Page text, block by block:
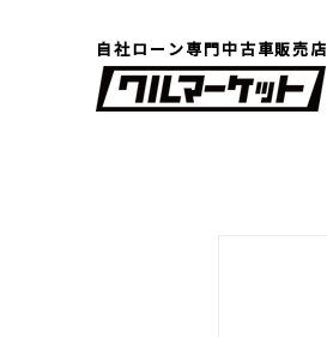
自社ローン専門中古車販売店